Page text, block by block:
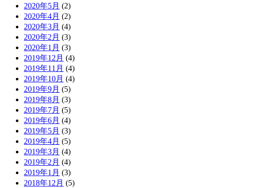
2020年5月 (2)
2020年4月 (2)
2020年3月 (4)
2020年2月 (3)
2020年1月 (3)
2019年12月 (4)
2019年11月 (4)
2019年10月 (4)
2019年9月 (5)
2019年8月 (3)
2019年7月 (5)
2019年6月 (4)
2019年5月 (3)
2019年4月 (5)
2019年3月 (4)
2019年2月 (4)
2019年1月 (3)
2018年12月 (5)